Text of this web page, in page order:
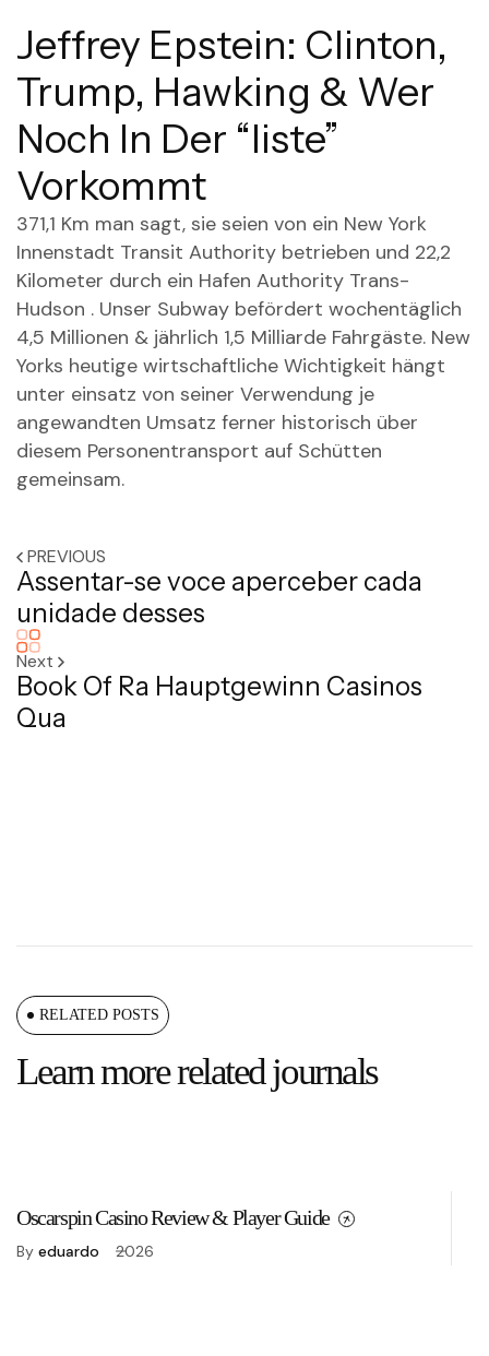
Jeffrey Epstein: Clinton,
Trump, Hawking & Wer
Noch In Der “liste”
Vorkommt
371,1 Km man sagt, sie seien von ein New York
Innenstadt Transit Authority betrieben und 22,2
Kilometer durch ein Hafen Authority Trans-
Hudson . Unser Subway befördert wochentäglich
4,5 Millionen & jährlich 1,5 Milliarde Fahrgäste. New
Yorks heutige wirtschaftliche Wichtigkeit hängt
unter einsatz von seiner Verwendung je
angewandten Umsatz ferner historisch über
diesem Personentransport auf Schütten
gemeinsam.
PREVIOUS
Assentar-se voce aperceber cada
unidade desses
Next
Book Of Ra Hauptgewinn Casinos
Qua
RELATED POSTS
Learn more related journals
Oscarspin Casino Review & Player Guide
By eduardo 2026